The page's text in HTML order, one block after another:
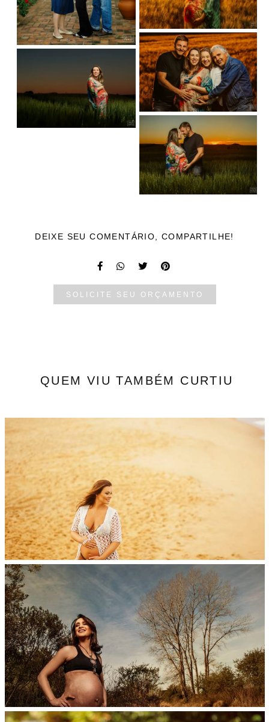
DEIXE SEU COMENTÁRIO, COMPARTILHE!
SOLICITE SEU ORÇAMENTO
QUEM VIU TAMBÉM CURTIU